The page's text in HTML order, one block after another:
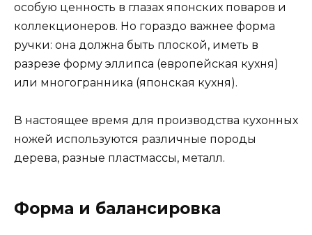
особую ценность в глазах японских поваров и
коллекционеров. Но гораздо важнее форма
ручки: она должна быть плоской, иметь в
разрезе форму эллипса (европейская кухня)
или многогранника (японская кухня).
В настоящее время для производства кухонных
ножей используются различные породы
дерева, разные пластмассы, металл.
Форма и балансировка